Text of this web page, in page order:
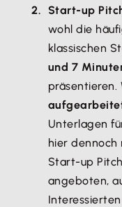
Start-up
wohl die
klassischen
und 7
Unterlagen
hier dennoch
Start-up
angeboten,